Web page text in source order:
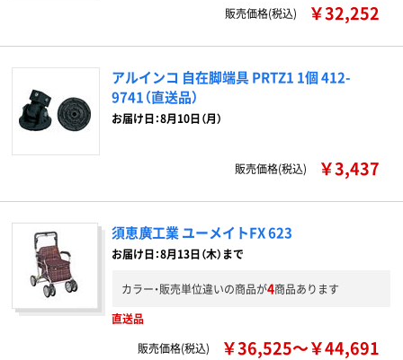
販売価格(税込) ￥32,252
アルインコ 自在脚端具 PRTZ1 1個 412-
9741（直送品）
お届け日：8月10日（月）
販売価格(税込) ￥3,437
須恵廣工業 ユーメイトFX 623
お届け日：8月13日（木）まで
カラー・販売単位違いの商品が4商品あります
直送品
販売価格(税込)
￥36,525～￥44,691